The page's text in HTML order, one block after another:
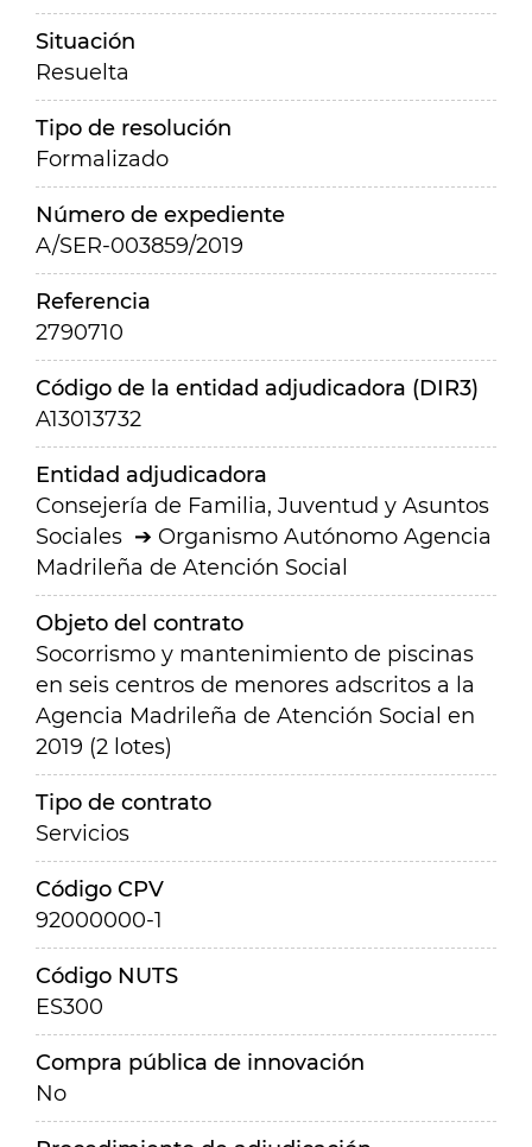
Situación
Resuelta
Tipo de resolución
Formalizado
Número de expediente
A/SER-003859/2019
Referencia
2790710
Código de la entidad adjudicadora (DIR3)
A13013732
Entidad adjudicadora
Consejería de Familia, Juventud y Asuntos
Sociales
Organismo Autónomo Agencia
Madrileña de Atención Social
Objeto del contrato
Socorrismo y mantenimiento de piscinas
en seis centros de menores adscritos a la
Agencia Madrileña de Atención Social en
2019 (2 lotes)
Tipo de contrato
Servicios
Código CPV
92000000-1
Código NUTS
ES300
Compra pública de innovación
No